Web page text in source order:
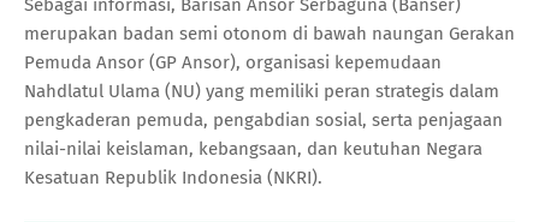
Sebagai informasi, Barisan Ansor Serbaguna (Banser)
merupakan badan semi otonom di bawah naungan Gerakan
Pemuda Ansor (GP Ansor), organisasi kepemudaan
Nahdlatul Ulama (NU) yang memiliki peran strategis dalam
pengkaderan pemuda, pengabdian sosial, serta penjagaan
nilai-nilai keislaman, kebangsaan, dan keutuhan Negara
Kesatuan Republik Indonesia (NKRI).